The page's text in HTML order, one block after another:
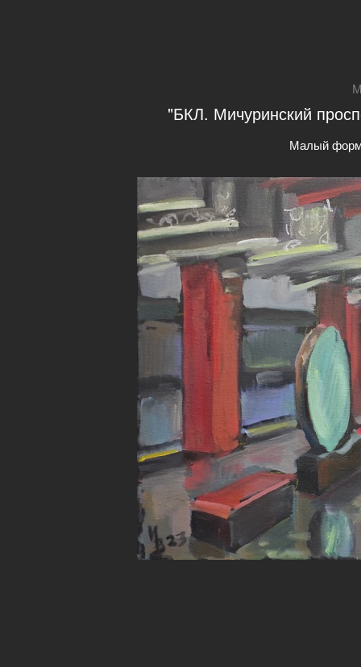
"БКЛ. Мичуринский
Малый